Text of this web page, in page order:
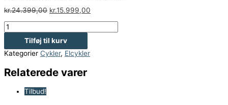
kr.24.399,00 kr.15.999,00
Tilføj til kurv
Kategorier Cykler, Elcykler
Relaterede varer
Tilbud!